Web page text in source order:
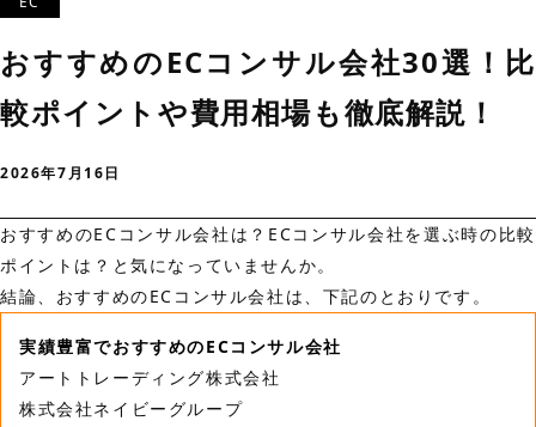
おすすめのECコンサル会社30選！比
較ポイントや費用相場も徹底解説！
2026年7月16日
おすすめのECコンサル会社は？ECコンサル会社を選ぶ時の比較
ポイントは？と気になっていませんか。
結論、おすすめのECコンサル会社は、下記のとおりです。
実績豊富でおすすめのECコンサル会社
アートトレーディング株式会社
株式会社ネイビーグループ